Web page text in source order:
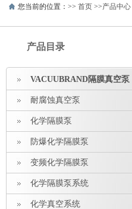
您当前的位置：>> 首页 >>产品中心
产品目录
VACUUBRAND隔膜真空泵
耐腐蚀真空泵
化学隔膜泵
防爆化学隔膜泵
变频化学隔膜泵
化学隔膜泵系统
化学真空系统